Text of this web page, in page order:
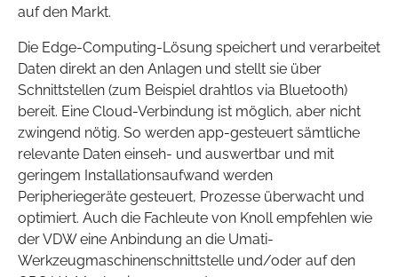
auf den Markt.
Die Edge-Computing-Lösung speichert und verarbeitet
Daten direkt an den Anlagen und stellt sie über
Schnittstellen (zum Beispiel drahtlos via Bluetooth)
bereit. Eine Cloud-Verbindung ist möglich, aber nicht
zwingend nötig. So werden app-gesteuert sämtliche
relevante Daten einseh- und auswertbar und mit
geringem Installationsaufwand werden
Peripheriegeräte gesteuert, Prozesse überwacht und
optimiert. Auch die Fachleute von Knoll empfehlen wie
der VDW eine Anbindung an die Umati-
Werkzeugmaschinenschnittstelle und/oder auf den